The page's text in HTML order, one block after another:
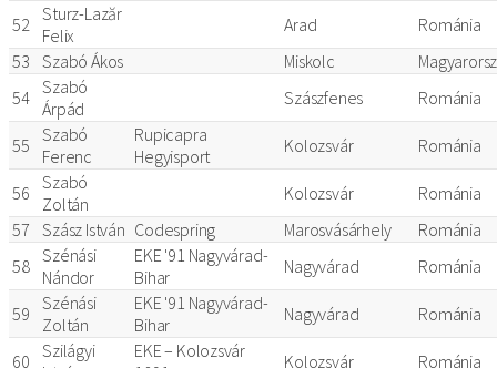
52
Sturz-Lazăr
Felix
Arad
Románia
53
Szabó Ákos Miskolc
54 Szabó
Árpád
Szászfenes Románia
55
Szabó
Ferenc
Rupicapra
Hegyisport
Kolozsvár Románia
56
Szabó
Zoltán
Kolozsvár
Románia
57
Szász István Codespring Marosvásárhely
Románia
58 Szénási
Nándor
EKE '91 Nagyvárad-
Bihar
Nagyvárad Románia
59
Szénási
Zoltán
EKE '91 Nagyvárad-
Bihar
Nagyvárad Románia
60
Szilágyi
EKE – Kolozsvár
Kolozsvár Románia